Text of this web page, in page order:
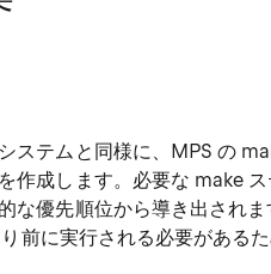
ステムと同様に、MPS の
作成します。必要な make ス
な優先順位から導き出されま
前に実行される必要がある